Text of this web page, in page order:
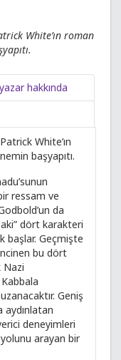
White’ın roman
hakkında
White’ın
başyapıtı.
ressam ve
da
dört karakteri
başlar. Geçmişte
bu dört
Nazi
Geniş
aydınlatan
deneyimleri
arayan bir